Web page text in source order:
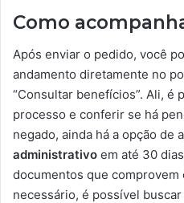
Como
Após enviar o pedido, você
andamento diretamente no
“Consultar benefícios”. Ali, é
processo e conferir se há
negado, ainda há a opção de
administrativo em até 30
documentos que
necessário, é possível buscar